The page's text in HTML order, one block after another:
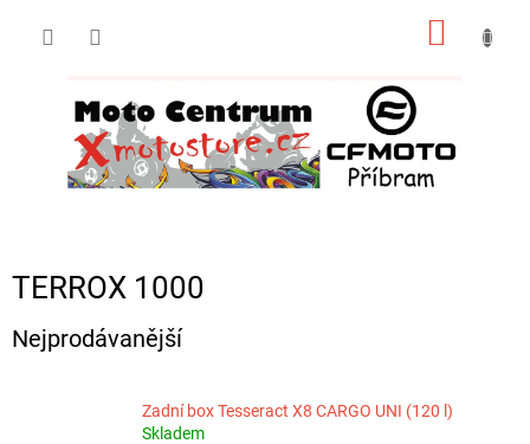
TERROX 1000
Nejprodávanější
Zadní box Tesseract X8 CARGO UNI (120 l)
Skladem